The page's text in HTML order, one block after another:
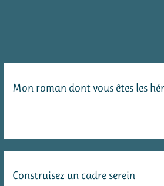
développer
soi
Mon roman dont vous êtes les
Construisez un cadre serein